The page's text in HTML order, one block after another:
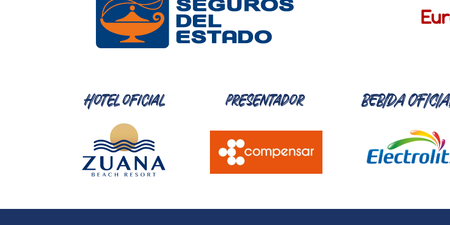
Hotel oficial presentador BEBIDA